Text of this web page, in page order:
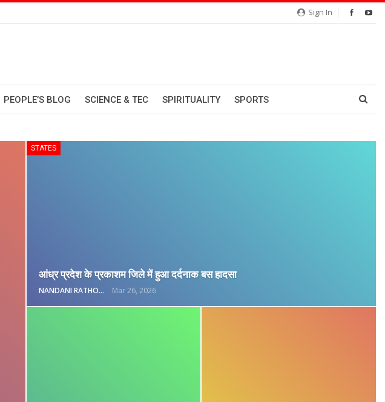
Sign In
PEOPLE’S BLOG SCIENCE & TEC SPIRITUALITY SPORTS
STATES
आंध्र प्रदेश के प्रकाशम जिले में हुआ दर्दनाक बस हादसा
NANDANI RATHORE Mar 26, 2026